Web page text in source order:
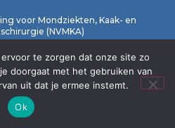
voor Mondziekten, Kaak- en
(NVMKA)
/ PrivacyContact
te zorgen dat onze site zo
doorgaat met het gebruiken van
uit dat je ermee instemt.
Ok